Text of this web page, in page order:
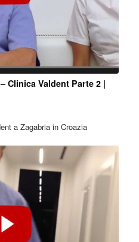
Clinica Valdent Parte 2 |
a Zagabria in Croazia